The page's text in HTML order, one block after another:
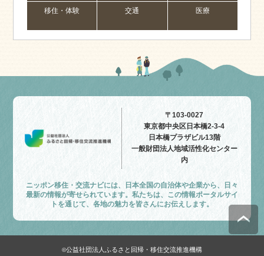
移住・体験 交通 医療
〒103-0027
東京都中央区日本橋2-3-4
日本橋プラザビル13階
一般財団法人地域活性化センター
内
ニッポン移住・交流ナビには、日本全国の自治体や企業から、日々
最新の情報が寄せられています。私たちは、この情報ポータルサイ
トを通じて、各地の魅力を皆さんにお伝えします。
©公益社団法人ふるさと回帰・移住交流推進機構